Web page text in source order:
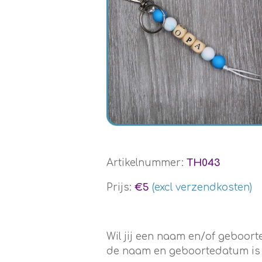
Artikelnummer: TH043
Prijs: €5 (excl verzendkosten)
Wil jij een naam en/of
de naam en geboortedatum